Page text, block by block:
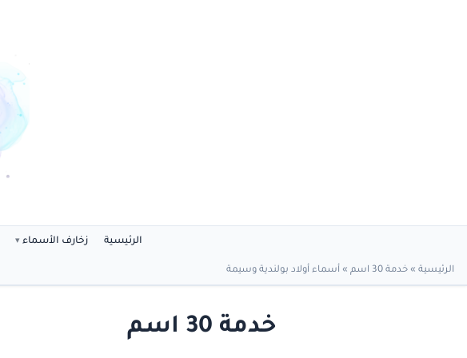
الرئيسية زخارف الأسماء
الرئيسية » خدمة 30 اسم » أسماء أولاد بولندية وسيمة
خدمة 30 اسم